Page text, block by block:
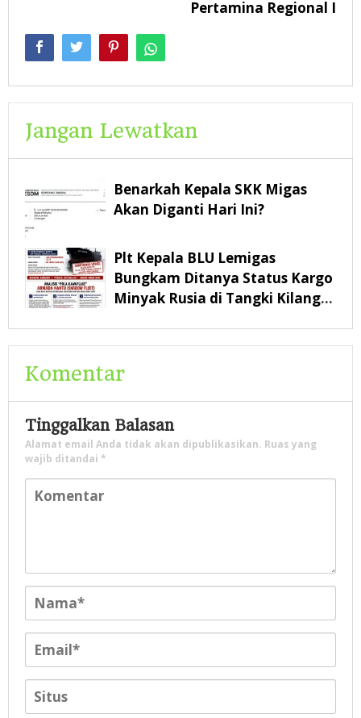
Pertamina Regional I
Jangan Lewatkan
Benarkah Kepala SKK Migas
Akan Diganti Hari Ini?
Plt Kepala BLU Lemigas
Bungkam Ditanya Status Kargo
Minyak Rusia di Tangki Kilang
Komentar
Tinggalkan Balasan
Alamat email Anda tidak akan dipublikasikan. Ruas yang
wajib ditandai *